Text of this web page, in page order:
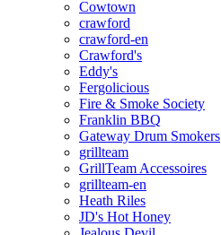
Cowtown
crawford
crawford-en
Crawford's
Eddy's
Fergolicious
Fire & Smoke Society
Franklin BBQ
Gateway Drum Smokers
grillteam
GrillTeam Accessoires
grillteam-en
Heath Riles
JD's Hot Honey